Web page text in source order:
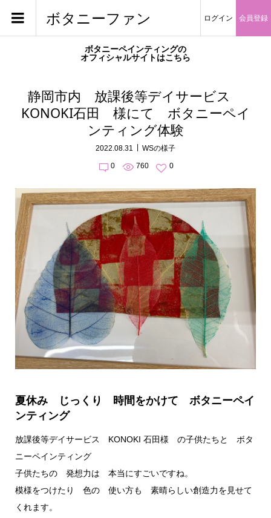
ボタニーファン ログイン 会員登録
ボタニーペインティングの
オフィシャルサイトはこちら
静岡市内 放課後等デイサービス
KONOKI石田 様にて ボタニーペイ
ンティング体験
2022.08.31 WSの様子
0 760 0
夏休み じっくり 時間をかけて ボタニーペイ
ンティング
放課後等デイサービス KONOKI 石田様 の子供たちと ボタ
ニーペインティング
子供たちの 発想力は 本当にすごいですね。
模様をつけたり 色の 使い方も 素晴らしい創造力を見せて
くれます。